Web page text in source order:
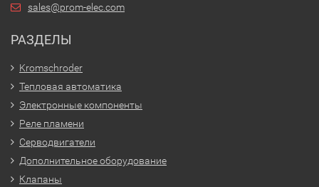
sales@prom-elec.com
РАЗДЕЛЫ
Kromschroder
Тепловая автоматика
Электронные компоненты
Реле пламени
Серводвигатели
Дополнительное оборудование
Клапаны